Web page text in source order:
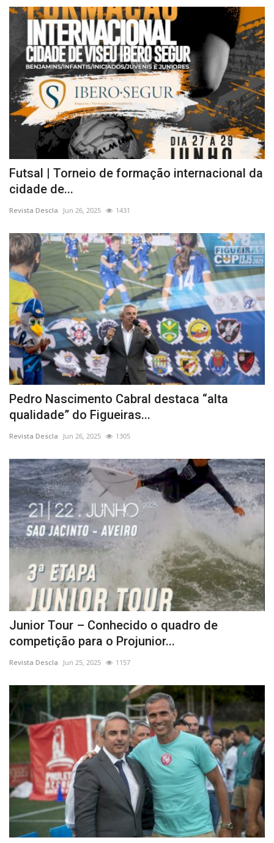
Futsal | Torneio de formação internacional da
cidade de...
Revista Descla Jun 26, 2025 1431
Pedro Nascimento Cabral destaca “alta
qualidade” do Figueiras...
Revista Descla Jun 26, 2025 1305
Junior Tour – Conhecido o quadro de
competição para o Projunior...
Revista Descla Jun 25, 2025 1157